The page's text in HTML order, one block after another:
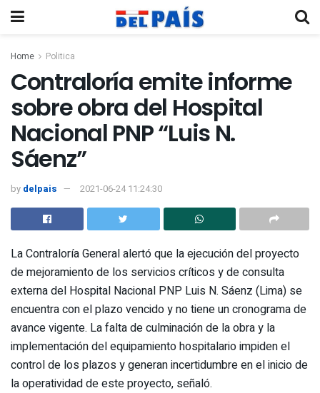
Home Politica
Contraloría emite informe
sobre obra del Hospital
Nacional PNP “Luis N.
Sáenz”
by delpais 2021-06-24 11:24:30
La Contraloría General alertó que la ejecución del proyecto
de mejoramiento de los servicios críticos y de consulta
externa del Hospital Nacional PNP Luis N. Sáenz (Lima) se
encuentra con el plazo vencido y no tiene un cronograma de
avance vigente. La falta de culminación de la obra y la
implementación del equipamiento hospitalario impiden el
control de los plazos y generan incertidumbre en el inicio de
la operatividad de este proyecto, señaló.